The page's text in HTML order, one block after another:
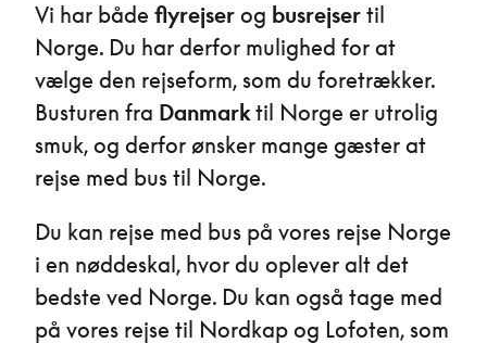
Vi har både flyrejser og busrejser til
Norge. Du har derfor mulighed for at
vælge den rejseform, som du foretrækker.
Busturen fra Danmarktil Norge er utrolig
smuk, og derfor ønsker mange gæster at
rejse med bus til Norge.
Du kan rejse med bus på vores rejse Norge
i en nøddeskal, hvor du oplever alt det
bedste ved Norge. Du kan også tage med
på vores rejse til Nordkap og Lofoten, som